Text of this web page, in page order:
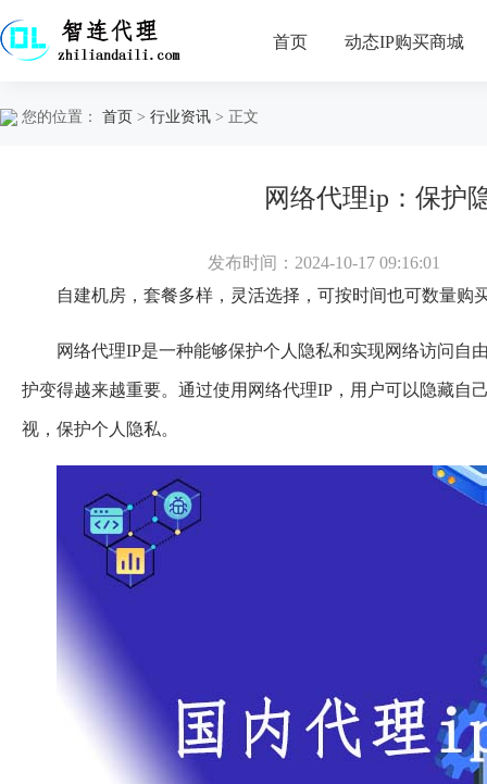
首页 动态IP购买商城
您的位置： 首页 > 行业资讯 > 正文
网络代理ip：保护
发布时间：2024-10-17 09:16:01
自建机房，套餐多样，灵活选择，可按时间也可数量购
网络代理IP是一种能够保护个人隐私和实现网络访问自
护变得越来越重要。通过使用网络代理IP，用户可以隐藏自
视，保护个人隐私。